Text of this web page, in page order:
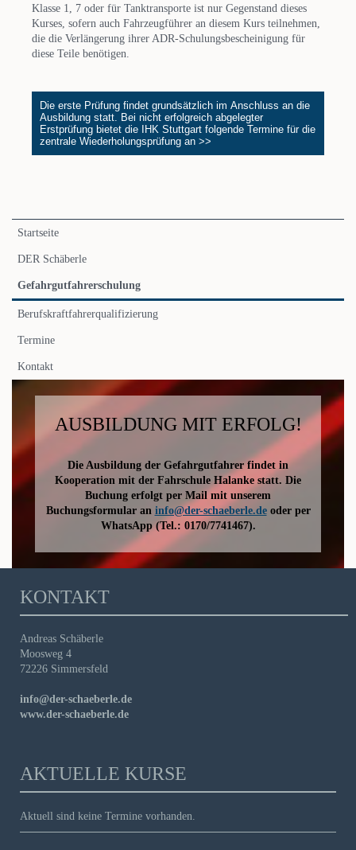
Klasse 1, 7 oder für Tanktransporte ist nur Gegenstand dieses
Kurses, sofern auch Fahrzeugführer an diesem Kurs teilnehmen,
die die Verlängerung ihrer ADR-Schulungsbescheinigung für
diese Teile benötigen.
Die erste Prüfung findet grundsätzlich im Anschluss an die
Ausbildung statt. Bei nicht erfolgreich abgelegter
Erstprüfung bietet die IHK Stuttgart folgende Termine für die
zentrale Wiederholungsprüfung an >>
Navigation
Startseite
DER Schäberle
Gefahrgutfahrerschulung
Berufskraftfahrerqualifizierung
Termine
Kontakt
AUSBILDUNG MIT ERFOLG!
Die Ausbildung der Gefahrgutfahrer findet in
Kooperation mit der Fahrschule Halanke statt. Die
Buchung erfolgt per Mail mit unserem
Buchungsformular an info@der-schaeberle.deoder per
WhatsApp (Tel.: 0170/7741467).
KONTAKT
Andreas Schäberle
Moosweg 4
72226 Simmersfeld
info@der-schaeberle.de
www.der-schaeberle.de
AKTUELLE KURSE
Aktuell sind keine Termine vorhanden.